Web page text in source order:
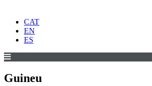
CAT
EN
ES
Guineu